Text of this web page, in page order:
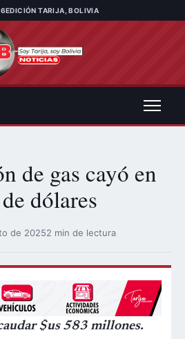
EDICIÓN TARIJA, BOLIVIA
de gas cayó en
dólares
de 20252 min de lectura
$us 583 millones.